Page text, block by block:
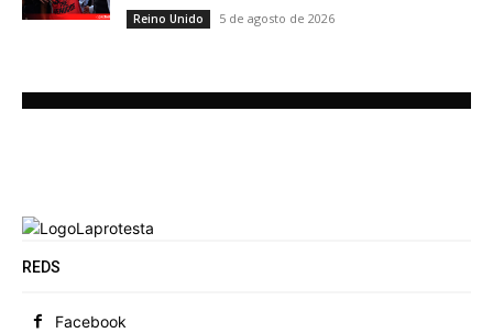
Reino Unido 5 de agosto de 2026
REDS
Facebook